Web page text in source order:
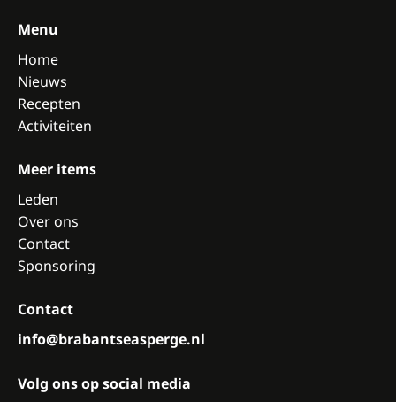
Menu
Home
Nieuws
Recepten
Activiteiten
Meer items
Leden
Over ons
Contact
Sponsoring
Contact
info@brabantseasperge.nl
Volg ons op social media